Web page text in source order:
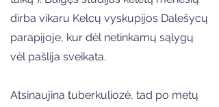
dirba vikaru Kelcų vyskupijos Dalešycų
parapijoje, kur dėl netinkamų sąlygų
vėl pašlija sveikata.
Atsinaujina tuberkuliozė, tad po metų